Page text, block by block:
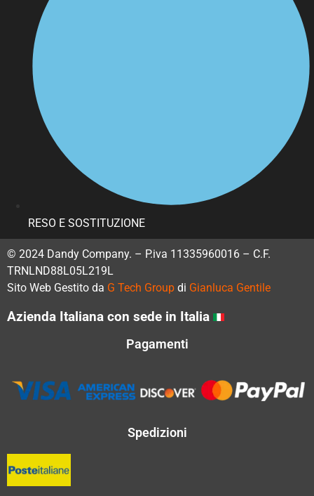
RESO E SOSTITUZIONE
© 2024 Dandy Company. – P.iva 11335960016 – C.F.
TRNLND88L05L219L
Sito Web Gestito da G Tech Group di Gianluca Gentile
Azienda Italiana con sede in Italia
Pagamenti
Spedizioni